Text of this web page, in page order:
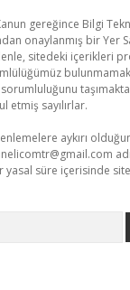
gereğince Bilgi
onaylanmış bir Yer
sitedeki içerikleri
etmiş sayılırlar.
aykırı
süre içerisinde